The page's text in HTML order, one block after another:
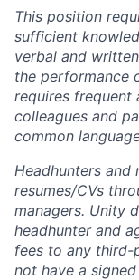
This position
sufficient
verbal and
the performance
requires frequent
colleagues and
common
Headhunters
resumes/CVs
managers. Unity
headhunter and
fees to any
not have a